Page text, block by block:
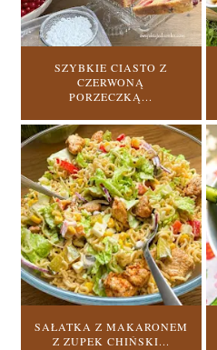
SZYBKIE CIASTO Z
CZERWONĄ
PORZECZKĄ...
SAŁATKA Z MAKARONEM
Z ZUPEK CHIŃSKI...